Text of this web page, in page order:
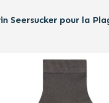
Seersucker pour la